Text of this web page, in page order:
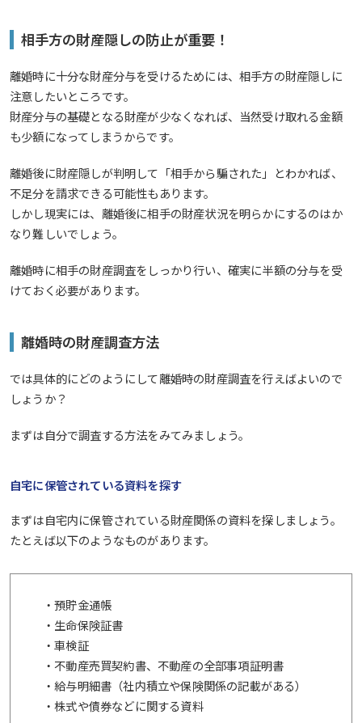
相手方の財産隠しの防止が重要！
離婚時に十分な財産分与を受けるためには、相手方の財産隠しに
注意したいところです。
財産分与の基礎となる財産が少なくなれば、当然受け取れる金額
も少額になってしまうからです。
離婚後に財産隠しが判明して「相手から騙された」とわかれば、
不足分を請求できる可能性もあります。
しかし現実には、離婚後に相手の財産状況を明らかにするのはか
なり難しいでしょう。
離婚時に相手の財産調査をしっかり行い、確実に半額の分与を受
けておく必要があります。
離婚時の財産調査方法
では具体的にどのようにして離婚時の財産調査を行えばよいので
しょうか？
まずは自分で調査する方法をみてみましょう。
自宅に保管されている資料を探す
まずは自宅内に保管されている財産関係の資料を探しましょう。
たとえば以下のようなものがあります。
・預貯金通帳
・生命保険証書
・車検証
・不動産売買契約書、不動産の全部事項証明書
・給与明細書（社内積立や保険関係の記載がある）
・株式や債券などに関する資料